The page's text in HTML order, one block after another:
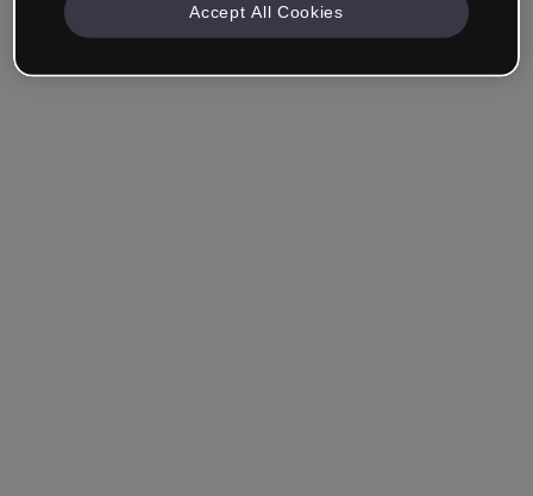
Unternehmen & Professionals
einem anderen Bereich.
Accept All Cookies